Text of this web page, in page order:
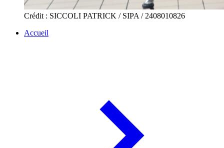
Crédit : SICCOLI PATRICK / SIPA / 2408010826
Accueil